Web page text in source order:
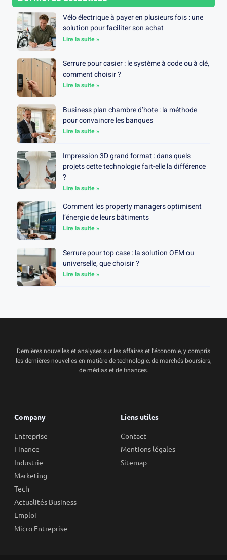
Vélo électrique à payer en plusieurs fois : une
solution pour faciliter son achat
Lire la suite »
Serrure pour casier : le système à code ou à clé,
comment choisir ?
Lire la suite »
Business plan chambre d’hote : la méthode
pour convaincre les banques
Lire la suite »
Impression 3D grand format : dans quels
projets cette technologie fait-elle la différence
?
Lire la suite »
Comment les property managers optimisent
l’énergie de leurs bâtiments
Lire la suite »
Serrure pour top case : la solution OEM ou
universelle, que choisir ?
Lire la suite »
Dernières nouvelles et analyses sur les affaires et l’économie, y compris
les dernières nouvelles en matière de technologie, de marchés boursiers,
de médias et de finances.
Company
Entreprise
Finance
Industrie
Marketing
Tech
Actualités Business
Emploi
Micro Entreprise
Liens utiles
Contact
Mentions légales
Sitemap